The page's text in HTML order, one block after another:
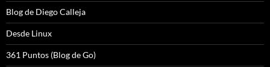
Blog de Diego Calleja
Desde Linux
361 Puntos (Blog de Go)